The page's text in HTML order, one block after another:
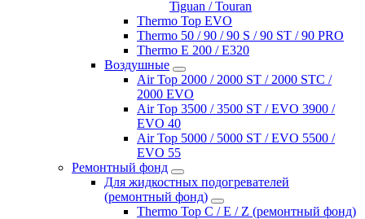
Tiguan / Touran
Thermo Top EVO
Thermo 50 / 90 / 90 S / 90 ST / 90 PRO
Thermo E 200 / E320
Воздушные
Air Top 2000 / 2000 ST / 2000 STC /
2000 EVO
Air Top 3500 / 3500 ST / EVO 3900 /
EVO 40
Air Top 5000 / 5000 ST / EVO 5500 /
EVO 55
Ремонтный фонд
Для жидкостных подогревателей
(ремонтный фонд)
Thermo Top C / E / Z (ремонтный фонд)